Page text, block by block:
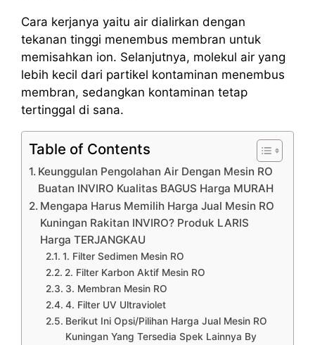
Cara kerjanya yaitu air dialirkan dengan
tekanan tinggi menembus membran untuk
memisahkan ion. Selanjutnya, molekul air yang
lebih kecil dari partikel kontaminan menembus
membran, sedangkan kontaminan tetap
tertinggal di sana.
Table of Contents
Keunggulan Pengolahan Air Dengan Mesin RO
Buatan INVIRO Kualitas BAGUS Harga MURAH
Mengapa Harus Memilih Harga Jual Mesin RO
Kuningan Rakitan INVIRO? Produk LARIS
Harga TERJANGKAU
1. Filter Sedimen Mesin RO
2. Filter Karbon Aktif Mesin RO
3. Membran Mesin RO
4. Filter UV Ultraviolet
Berikut Ini Opsi/Pilihan Harga Jual Mesin RO
Kuningan Yang Tersedia Spek Lainnya By